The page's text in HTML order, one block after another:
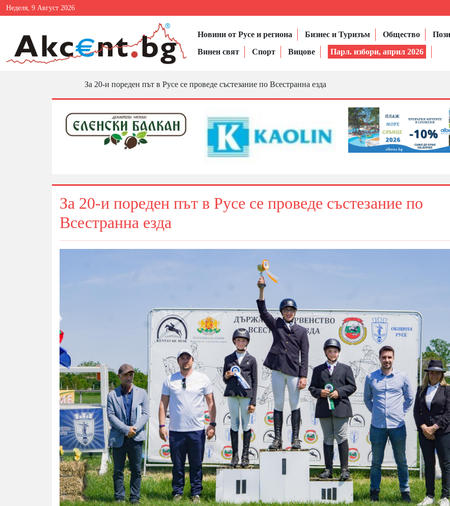
Неделя, 9 Август 2026
Новини от Русе и региона Бизнес и Туризъм Общество
Винен свят
Спорт Вицове Парл. избори, април 2026
За 20-и пореден път в Русе се проведе състезание по Всестранна езда
За 20-и пореден път в Русе се проведе състезание по
Всестранна езда